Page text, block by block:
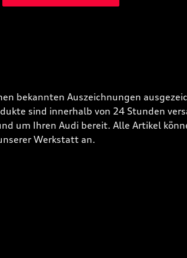
bekannten Auszeichnungen
sind innerhalb von 24 Stunden
um Ihren Audi bereit. Alle Artikel
Werkstatt an.